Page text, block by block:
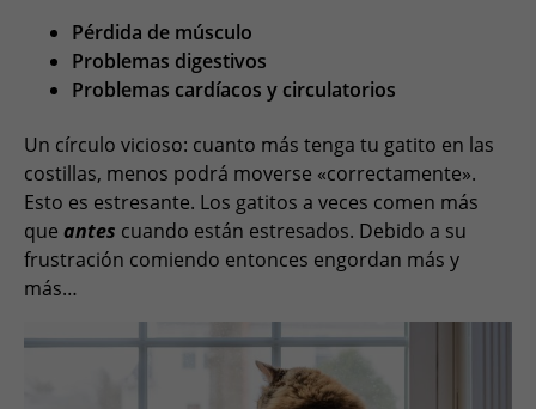
Pérdida de músculo
Problemas digestivos
Problemas cardíacos y circulatorios
Un círculo vicioso: cuanto más tenga tu gatito en las
costillas, menos podrá moverse «correctamente».
Esto es estresante. Los gatitos a veces comen más
que antes cuando están estresados. Debido a su
frustración comiendo entonces engordan más y
más…